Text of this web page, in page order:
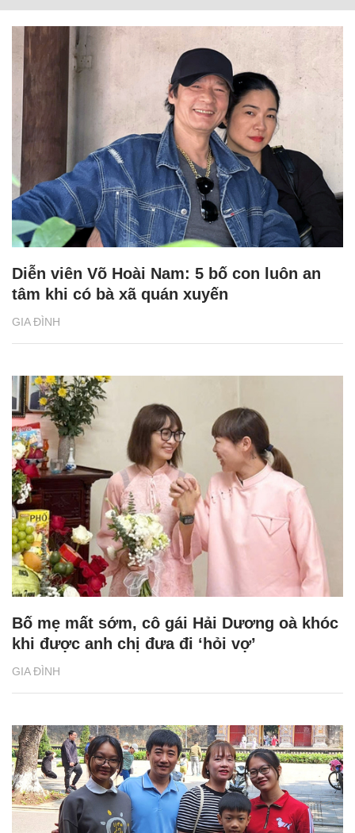
GIA ĐÌNH
Diễn viên Võ Hoài Nam: 5 bố con luôn an
tâm khi có bà xã quán xuyến
GIA ĐÌNH
Bố mẹ mất sớm, cô gái Hải Dương oà khóc
khi được anh chị đưa đi ‘hỏi vợ’